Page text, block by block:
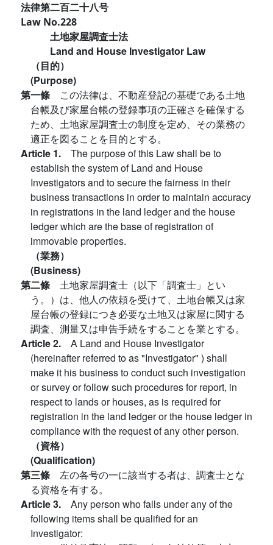
法律第二百二十八号
Law No.228
土地家屋調査士法
Land and House Investigator Law
（目的）
(Purpose)
第一條 この法律は、不動産登記の基礎である土地
台帳及び家屋台帳の登録事項の正確さを確保する
ため、土地家屋調査士の制度を定め、その業務の
適正を図ることを目的とする。
Article 1. The purpose of this Law shall be to
establish the system of Land and House
Investigators and to secure the fairness in their
business transactions in order to maintain accuracy
in registrations in the land ledger and the house
ledger which are the base of registration of
immovable properties.
（業務）
(Business)
第二條 土地家屋調査士（以下「調査士」とい
う。）は、他人の依頼を受けて、土地台帳又は家
屋台帳の登録につき必要な土地又は家屋に関する
調査、測量又は申告手続をすることを業とする。
Article 2. A Land and House Investigator
(hereinafter referred to as "Investigator" ) shall
make it his business to conduct such investigation
or survey or follow such procedures for report, in
respect to lands or houses, as is required for
registration in the land ledger or the house ledger in
compliance with the request of any other person.
（資格）
(Qualification)
第三條 左の各号の一に該当する者は、調査士とな
る資格を有する。
Article 3. Any person who falls under any of the
following items shall be qualified for an
Investigator: